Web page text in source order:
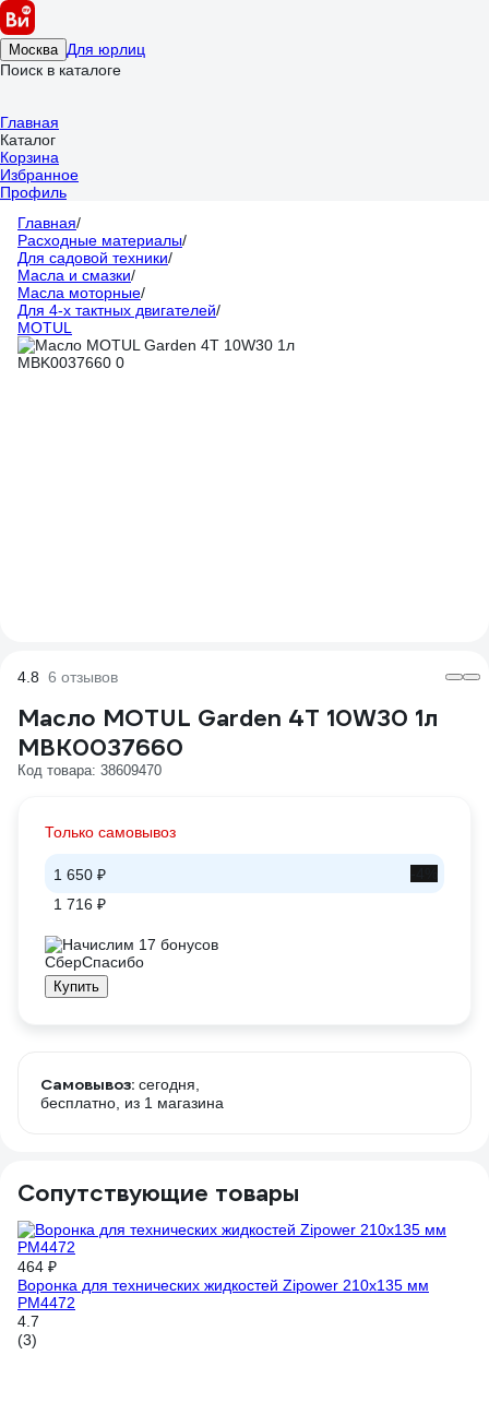
Москва Для юрлиц
Поиск в каталоге
Главная
Каталог
Корзина
Избранное
Профиль
Главная/
Расходные материалы/
Для садовой техники/
Масла и смазки/
Масла моторные/
Для 4-х тактных двигателей/
MOTUL
4.8 6 отзывов
Масло MOTUL Garden 4T 10W30 1л
MBK0037660
Код товара: 38609470
Только самовывоз
1 650 ₽
1 716 ₽
Начислим 17 бонусов
Купить
Самовывоз: сегодня,
бесплатно , из 1 магазина
Сопутствующие товары
464 ₽
Воронка для технических жидкостей Zipower 210х135 мм
PM4472
4.7
(3)